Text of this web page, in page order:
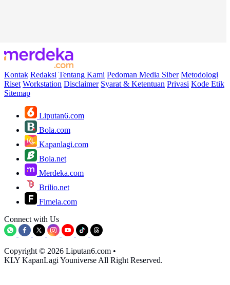
Kontak Redaksi Tentang Kami Pedoman Media Siber Metodologi
Riset Workstation Disclaimer Syarat & Ketentuan Privasi Kode Etik
Sitemap
Liputan6.com
Bola.com
Kapanlagi.com
Bola.net
Merdeka.com
Brilio.net
Fimela.com
Connect with Us
Copyright © 2026 Liputan6.com •
KLY KapanLagi Youniverse All Right Reserved.